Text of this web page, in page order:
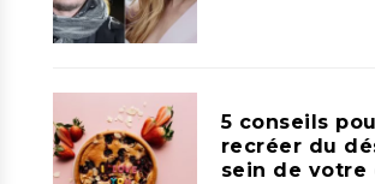
5 conseils
recréer du
sein de votre